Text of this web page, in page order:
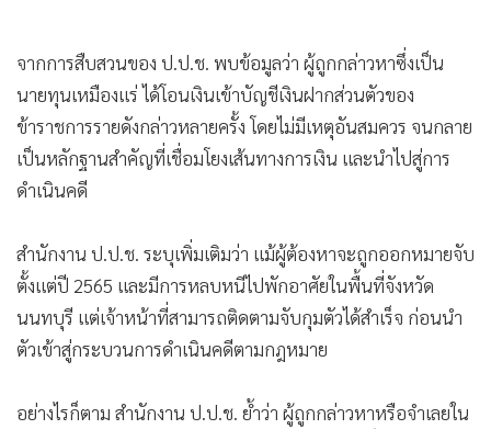
• กองทุนรวม
• Celeb Online
• Factcheck
• ญี่ปุ่น
• News1
จากการสืบสวนของ ป.ป.ช. พบข้อมูลว่า ผู้ถูกกล่าวหาซึ่งเป็น
นายทุนเหมืองแร่ ได้โอนเงินเข้าบัญชีเงินฝากส่วนตัวของ
ข้าราชการรายดังกล่าวหลายครั้ง โดยไม่มีเหตุอันสมควร จนกลาย
เป็นหลักฐานสำคัญที่เชื่อมโยงเส้นทางการเงิน และนำไปสู่การ
ดำเนินคดี
สำนักงาน ป.ป.ช. ระบุเพิ่มเติมว่า แม้ผู้ต้องหาจะถูกออกหมายจับ
ตั้งแต่ปี 2565 และมีการหลบหนีไปพักอาศัยในพื้นที่จังหวัด
นนทบุรี แต่เจ้าหน้าที่สามารถติดตามจับกุมตัวได้สำเร็จ ก่อนนำ
ตัวเข้าสู่กระบวนการดำเนินคดีตามกฎหมาย
อย่างไรก็ตาม สำนักงาน ป.ป.ช. ย้ำว่า ผู้ถูกกล่าวหาหรือจำเลยใน